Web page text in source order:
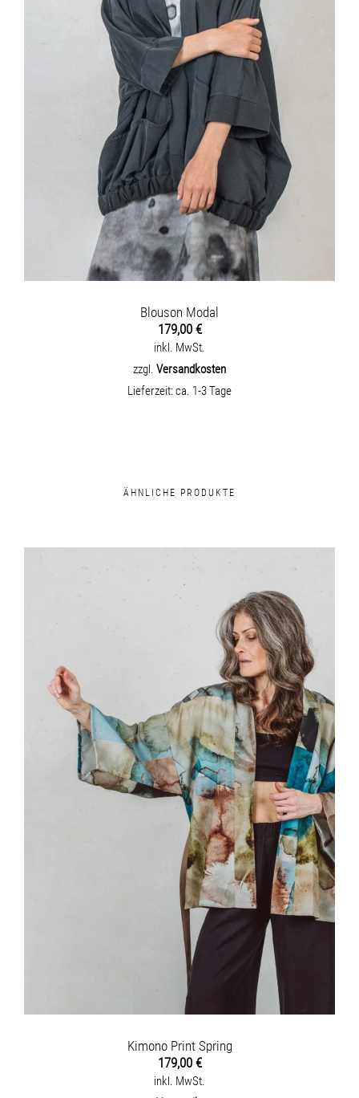
Blouson Modal
179,00 €
inkl. MwSt.
zzgl. Versandkosten
Lieferzeit:ca. 1-3 Tage
ÄHNLICHE PRODUKTE
Kimono Print Spring
179,00 €
inkl. MwSt.